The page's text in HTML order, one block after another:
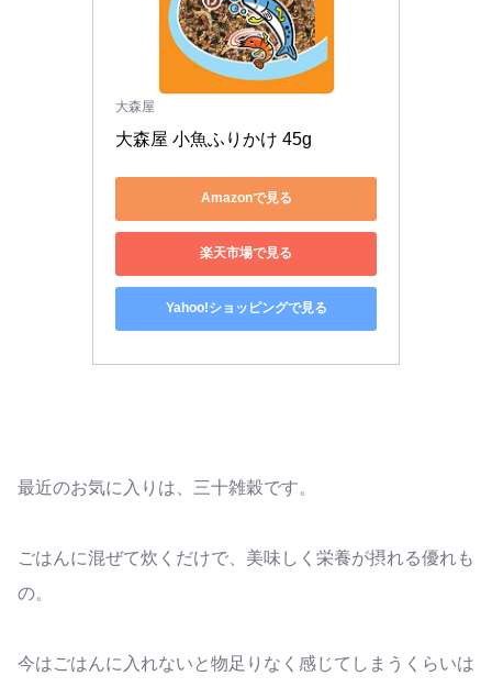
大森屋
大森屋 小魚ふりかけ 45g
Amazonで見る
楽天市場で見る
Yahoo!ショッピングで見る
最近のお気に入りは、三十雑穀です。
ごはんに混ぜて炊くだけで、美味しく栄養が摂れる優れも
の。
今はごはんに入れないと物足りなく感じてしまうくらいは